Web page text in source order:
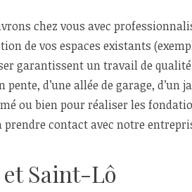
chez vous avec
de vos espaces existants
garantissent un travail de
d’une allée de garage, d’un
ou bien pour réaliser les
prendre contact avec notre
Saint-Lô